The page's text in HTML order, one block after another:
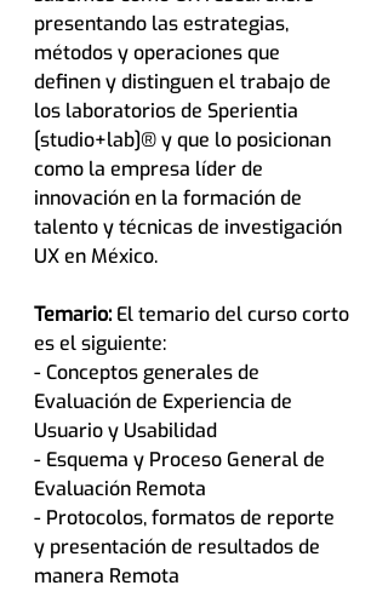
presentando las estrategias,
métodos y operaciones que
definen y distinguen el trabajo de
los laboratorios de Sperientia
[studio+lab]® y que lo posicionan
como la empresa líder de
innovación en la formación de
talento y técnicas de investigación
UX en México.
Temario: El temario del curso corto
es el siguiente:
- Conceptos generales de
Evaluación de Experiencia de
Usuario y Usabilidad
- Esquema y Proceso General de
Evaluación Remota
- Protocolos, formatos de reporte
y presentación de resultados de
manera Remota